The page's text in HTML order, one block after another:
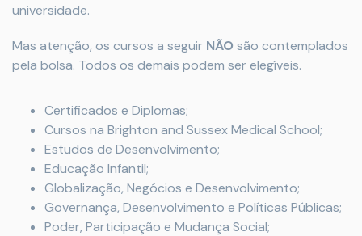
universidade.
Mas atenção, os cursos a seguir NÃO são contemplados
pela bolsa. Todos os demais podem ser elegíveis.
Certificados e Diplomas;
Cursos na Brighton and Sussex Medical School;
Estudos de Desenvolvimento;
Educação Infantil;
Globalização, Negócios e Desenvolvimento;
Governança, Desenvolvimento e Políticas Públicas;
Poder, Participação e Mudança Social;